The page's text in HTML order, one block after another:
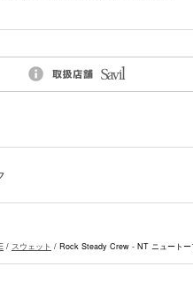
/ スウェット / Rock Steady Crew - NT ニュートー